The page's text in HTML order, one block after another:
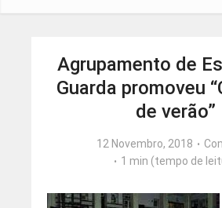
Agrupamento de
Guarda promoveu
de verão”
12 Novembro, 2018
1 min (tempo de